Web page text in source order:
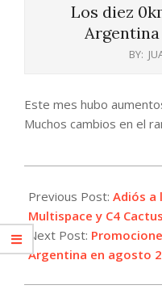
Los diez
Argentina
BY:
Este mes hubo
Muchos cambios en el
08-
04
Previous Post: Adiós a
Multispace y C4 Cactus
Next Post:
Argentina en agosto